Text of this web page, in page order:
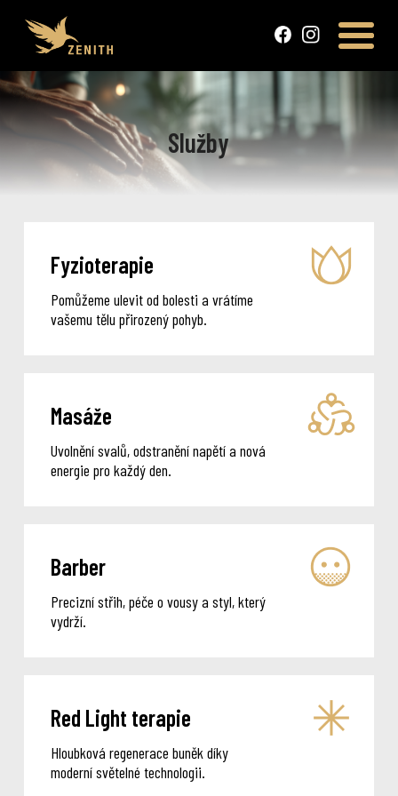
Služby
Fyzioterapie
Pomůžeme ulevit od bolesti a vrátíme
vašemu tělu přirozený pohyb.
Masáže
Uvolnění svalů, odstranění napětí a nová
energie pro každý den.
Barber
Precizní střih, péče o vousy a styl, který
vydrží.
Red Light terapie
Hloubková regenerace buněk díky
moderní světelné technologii.